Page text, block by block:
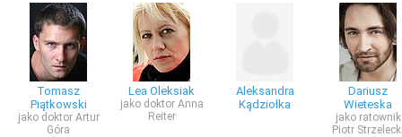
Tomasz
Piątkowski
jako doktor Artur
Góra
Lea Oleksiak
jako doktor Anna
Reiter
Aleksandra
Kądziołka
Dariusz
Wieteska
jako ratownik
Piotr